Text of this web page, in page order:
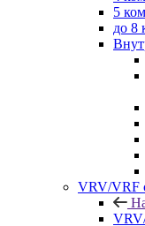
5
до 8
VRV/VRF